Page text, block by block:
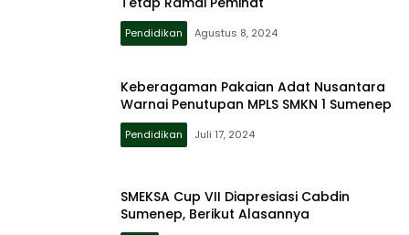
Pendidikan Agustus 8, 2024
Keberagaman Pakaian Adat Nusantara
Warnai Penutupan MPLS SMKN 1 Sumenep
Pendidikan Juli 17, 2024
SMEKSA Cup VII Diapresiasi Cabdin
Sumenep, Berikut Alasannya